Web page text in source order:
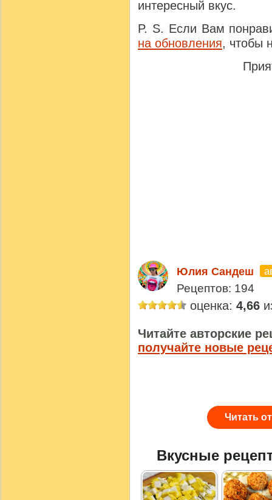
интересный вкус.
P. S. Если Вам
на обновления, чтобы
Юлия Сандеш
Рецептов: 194
оценка: 4,66
Читайте авторские
получайте новые
Читать
Вкусные